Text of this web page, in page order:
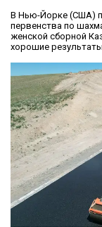
В Нью-Йорке (США)
первенства по
женской сборной
хорошие